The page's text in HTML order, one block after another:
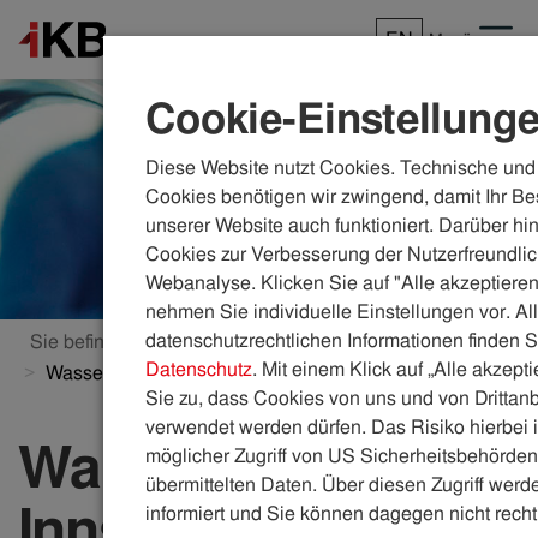
EN Menü
Sie befinden sich hier: ikb.at
Wasser & Abwasser
Wasserhärte Innsbruck
Wasserhärte
Cookie-
Diese Website nutzt Cookies. Technische
Cookies benötigen wir zwingend, damit Ihr
unserer Website auch funktioniert. Darüber
Cookies zur Verbesserung der
Webanalyse. Klicken Sie auf "Alle
nehmen Sie individuelle Einstellungen vor.
datenschutzrechtlichen Informationen finden
Datenschutz. Mit einem Klick auf „Alle
Sie zu, dass Cookies von uns und von
verwendet werden dürfen. Das Risiko hierbei
möglicher Zugriff von US
übermittelten Daten. Über diesen Zugriff
informiert und Sie können dagegen nicht